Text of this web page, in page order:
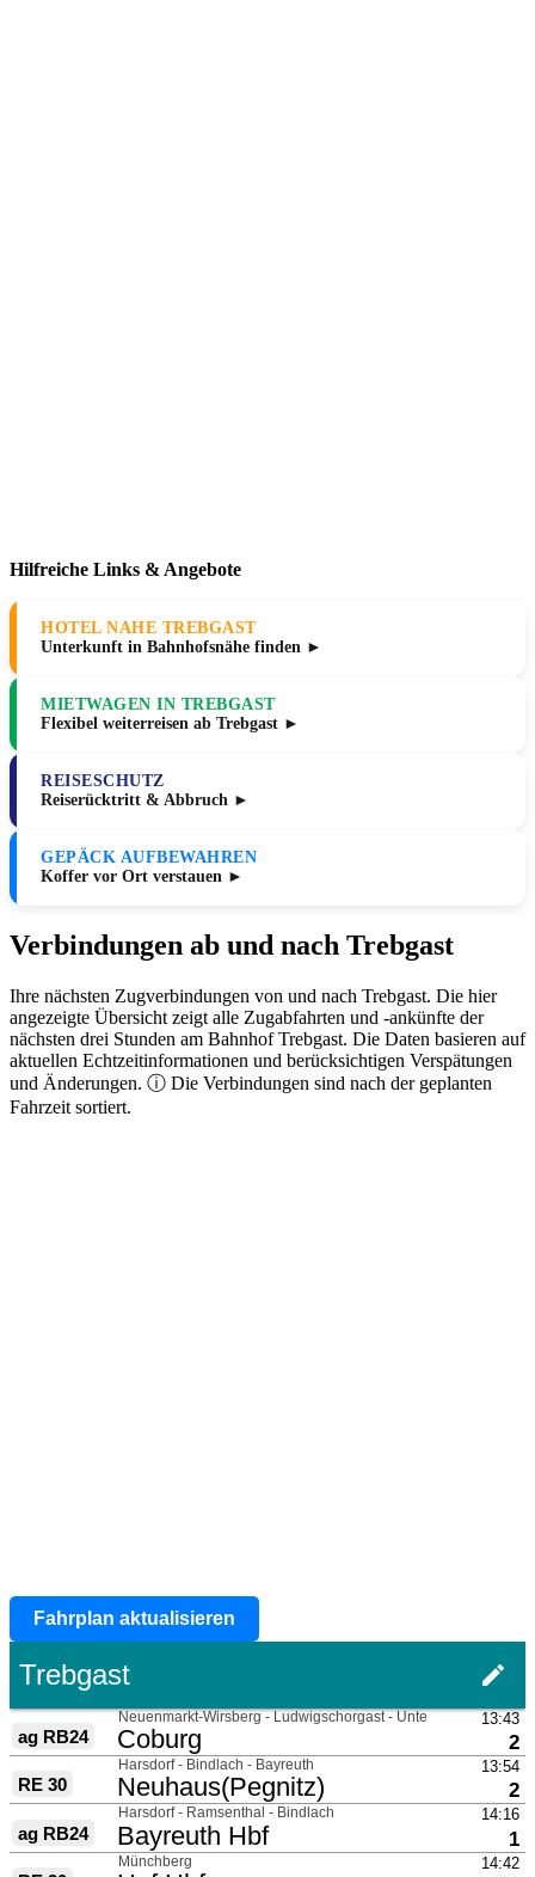
Hilfreiche Links & Angebote
HOTEL NAHE TREBGAST
Unterkunft in Bahnhofsnähe finden ►
MIETWAGEN IN TREBGAST
Flexibel weiterreisen ab Trebgast ►
REISESCHUTZ
Reiserücktritt & Abbruch ►
GEPÄCK AUFBEWAHREN
Koffer vor Ort verstauen ►
Verbindungen ab und nach Trebgast
Ihre nächsten Zugverbindungen von und nach Trebgast. Die hier
angezeigte Übersicht zeigt alle Zugabfahrten und -ankünfte der
nächsten drei Stunden am Bahnhof Trebgast. Die Daten basieren auf
aktuellen Echtzeitinformationen und berücksichtigen Verspätungen
und Änderungen. ⓘ Die Verbindungen sind nach der geplanten
Fahrzeit sortiert.
Fahrplan aktualisieren